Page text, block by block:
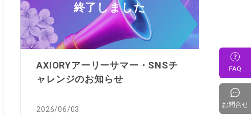
終了しました
AXIORYアーリーサマー・SNSチ
ャレンジのお知らせ
2026/06/03
FAQ
お問合せ